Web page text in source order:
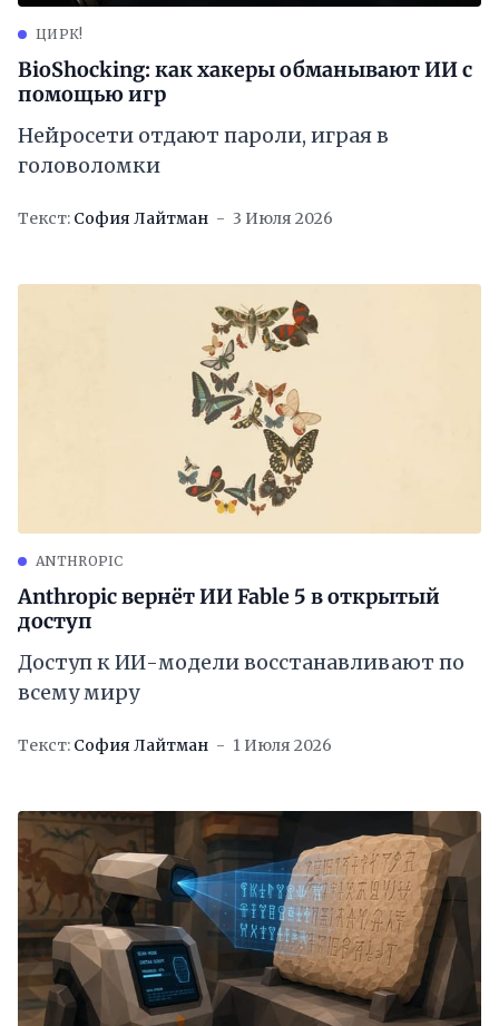
ЦИРК!
BioShocking: как хакеры обманывают ИИ с
помощью игр
Нейросети отдают пароли, играя в
головоломки
Текст: София Лайтман 3 Июля 2026
ANTHROPIC
Anthropic вернёт ИИ Fable 5 в открытый
доступ
Доступ к ИИ-модели восстанавливают по
всему миру
Текст: София Лайтман 1 Июля 2026